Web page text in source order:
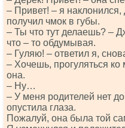
– Привет! – я
получил чмок в губы.
– Ты что тут делаешь? –
что – то обдумывая.
– Гуляю! – ответил я,
– Хочешь, прогуляться
она.
– Ну…
– У меня родителей нет
опустила глаза.
Пожалуй, она была той